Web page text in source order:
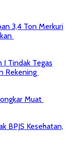
3,4 Ton Merkuri
I Tindak Tegas
Rekening
Muat
BPJS Kesehatan,